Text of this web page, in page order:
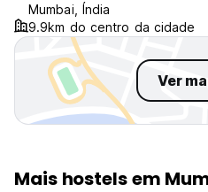
Mumbai, Índia
9.9km do centro da cidade
Ver
Mais hostels em